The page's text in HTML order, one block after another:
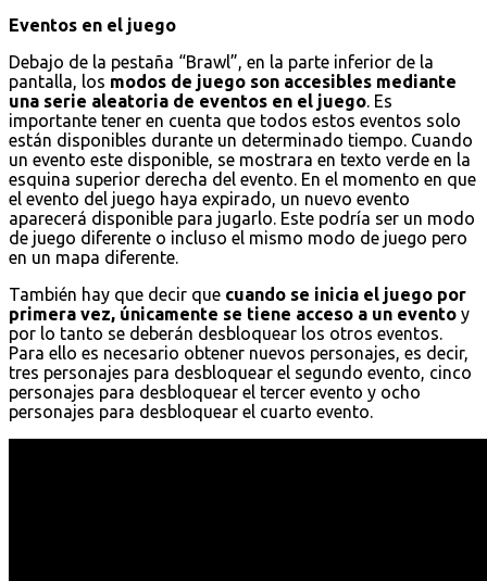
Eventos en el juego
Debajo de la pestaña “Brawl”, en la parte inferior de la
pantalla, los modos de juego son accesibles mediante
una serie aleatoria de eventos en el juego. Es
importante tener en cuenta que todos estos eventos solo
están disponibles durante un determinado tiempo. Cuando
un evento este disponible, se mostrara en texto verde en la
esquina superior derecha del evento. En el momento en que
el evento del juego haya expirado, un nuevo evento
aparecerá disponible para jugarlo. Este podría ser un modo
de juego diferente o incluso el mismo modo de juego pero
en un mapa diferente.
También hay que decir que cuando se inicia el juego por
primera vez, únicamente se tiene acceso a un evento y
por lo tanto se deberán desbloquear los otros eventos.
Para ello es necesario obtener nuevos personajes, es decir,
tres personajes para desbloquear el segundo evento, cinco
personajes para desbloquear el tercer evento y ocho
personajes para desbloquear el cuarto evento.